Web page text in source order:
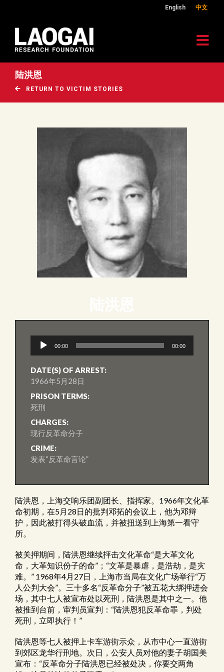
English 中文
陆洪恩
RETURN TO VICTIM STORIES
放
器
00:00 00:00
DATE(S) OF ARREST:
1966年5月28日
PRISON TERMS:
死刑
CHARGES:
现行反革命分子
CRIME:
发表“反革命言论”
陆洪恩，上海交响乐团副团长、指挥家。1966年文化革
命初期，在5月28日的批判邓拓的会议上，他为邓辩
护，因此被打得头破血流，并被扭送到上海第一看守
所。
被关押期间，陆洪恩继续抨击文化革命“是大革文化
命，大革知识份子的命”；“文革是暴虐，是浩劫，是灾
难。” 1968年4月27日，上海市当局在文化广场举行“万
人公判大会”。三十多名“反革命分子”被五花大绑押进会
场，其中七人被宣布处以死刑，陆洪恩是其中之一。他
被推到台前，审判员宣判：“陆洪恩犯反革命罪，判处
死刑，立即执行！”
陆洪恩等七人被押上卡车游街示众，从市中心一直游街
到郊区龙华行刑地。次日，公安人员对他的妻子胡国美
宣布：“反革命分子陆洪恩已经被处决，你要交两角